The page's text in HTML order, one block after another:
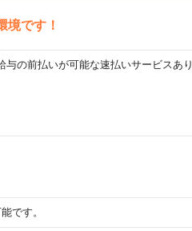
境です！
の前払いが可能な速払いサービスあり
です。